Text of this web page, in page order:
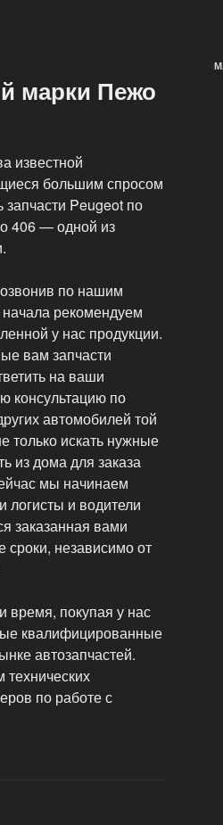
марки Пежо
известной
большим спросом
Peugeot по
406 — одной из
по нашим
рекомендуем
у нас продукции.
вам запчасти
на ваши
консультацию по
автомобилей той
только искать нужные
из дома для заказа
мы начинаем
логисты и водители
заказанная вами
сроки, независимо от
время, покупая у нас
квалифицированные
автозапчастей.
по работе с